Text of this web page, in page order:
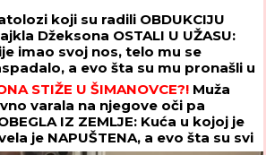
koji su radili OBDUKCIJU
Džeksona OSTALI U UŽASU:
imao svoj nos, telo mu se
a evo šta su mu pronašli u
STIŽE U ŠIMANOVCE?! Muža
varala na njegove oči pa
IZ ZEMLJE: Kuća u kojoj je
je NAPUŠTENA, a evo šta su svi